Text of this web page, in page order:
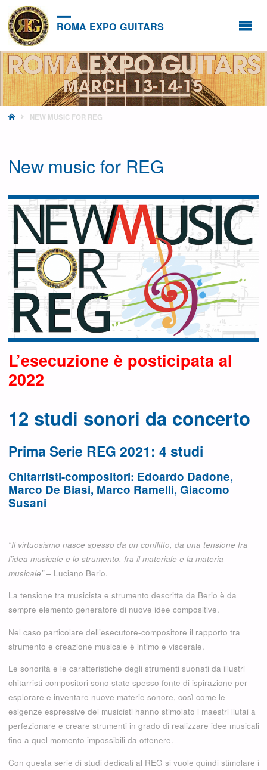
ROMA EXPO GUITARS
HOMENEW MUSIC FOR REG
New music for REG
L’esecuzione è posticipata al
2022
12 studi sonori da concerto
Prima Serie REG 2021: 4 studi
Chitarristi-compositori: Edoardo Dadone,
Marco De Biasi, Marco Ramelli, Giacomo
Susani
“Il virtuosismo nasce spesso da un conflitto, da una tensione fra
l’idea musicale e lo strumento, fra il materiale e la materia
musicale” – Luciano Berio.
La tensione tra musicista e strumento descritta da Berio è da
sempre elemento generatore di nuove idee compositive.
Nel caso particolare dell’esecutore-compositore il rapporto tra
strumento e creazione musicale è intimo e viscerale.
Le sonorità e le caratteristiche degli strumenti suonati da illustri
chitarristi-compositori sono state spesso fonte di ispirazione per
esplorare e inventare nuove materie sonore, così come le
esigenze espressive dei musicisti hanno stimolato i maestri liutai a
perfezionare e creare strumenti in grado di realizzare idee musicali
fino a quel momento impossibili da ottenere.
Con questa serie di studi dedicati al REG si vuole quindi stimolare i